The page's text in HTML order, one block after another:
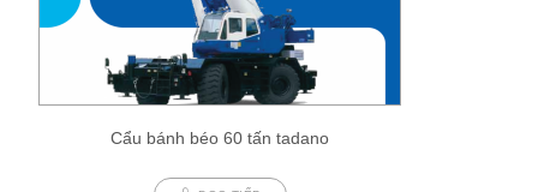
Cẩu bánh béo 60 tấn tadano